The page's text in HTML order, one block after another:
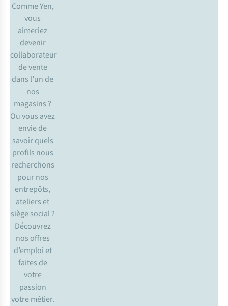
Comme Yen,
vous
aimeriez
devenir
collaborateur
de vente
dans l’un de
nos
magasins ?
Ou vous avez
envie de
savoir quels
profils nous
recherchons
pour nos
entrepôts,
ateliers et
siège social ?
Découvrez
nos offres
d’emploi et
faites de
votre
passion
votre métier.